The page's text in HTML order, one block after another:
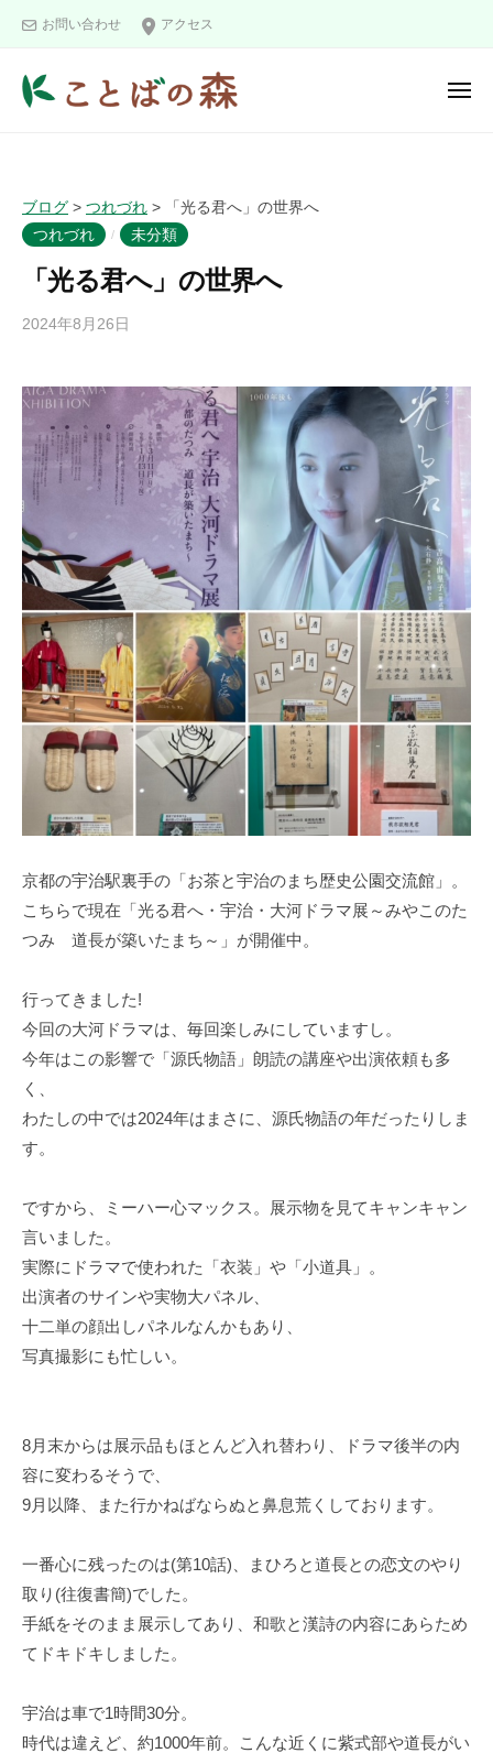
お問い合わせ アクセス
の
森
メ
ブログ > つれづれ >
「光る君へ」の世界へ
つれづれ
/ 未分類
「光る君へ」の世界へ
2024年8月26日
t
o
o
o
i
-
u
s
京都の宇治駅裏手の「お茶と宇治のまち歴史公園交流館」。
こちらで現在「光る君へ・宇治・大河ドラマ展～みやこのた
つみ 道長が築いたまち～」が開催中。
行ってきました!
今回の大河ドラマは、毎回楽しみにしていますし。
今年はこの影響で「源氏物語」朗読の講座や出演依頼も多
く、
わたしの中では2024年はまさに、源氏物語の年だったりしま
す。
ですから、ミーハー心マックス。展示物を見てキャンキャン
言いました。
実際にドラマで使われた「衣装」や「小道具」。
出演者のサインや実物大パネル、
十二単の顔出しパネルなんかもあり、
写真撮影にも忙しい。
8月末からは展示品もほとんど入れ替わり、ドラマ後半の内
容に変わるそうで、
9月以降、また行かねばならぬと鼻息荒くしております。
一番心に残ったのは(第10話)、まひろと道長との恋文のやり
取り(往復書簡)でした。
手紙をそのまま展示してあり、和歌と漢詩の内容にあらため
てドキドキしました。
宇治は車で1時間30分。
時代は違えど、約1000年前。こんな近くに紫式部や道長がい
と
の
森